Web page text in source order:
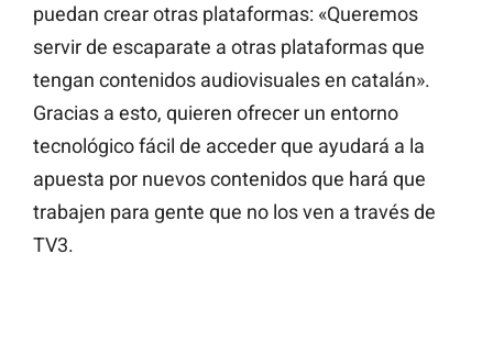
puedan crear otras plataformas: «Queremos
servir de escaparate a otras plataformas que
tengan contenidos audiovisuales en catalán».
Gracias a esto, quieren ofrecer un entorno
tecnológico fácil de acceder que ayudará a la
apuesta por nuevos contenidos que hará que
trabajen para gente que no los ven a través de
TV3.